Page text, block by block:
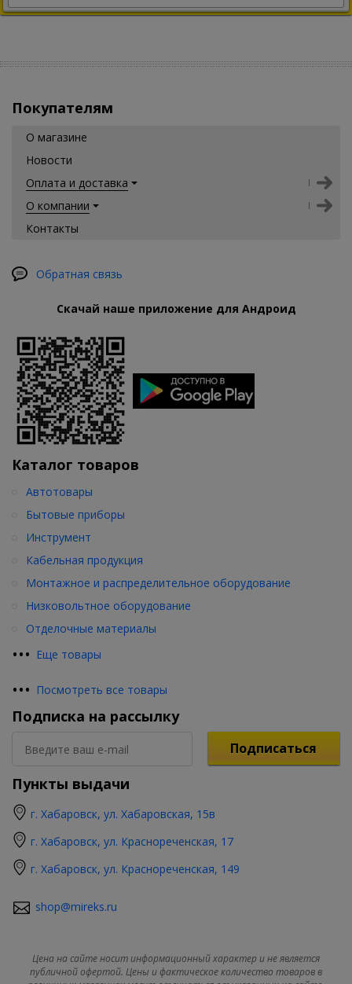
Покупателям
О магазине
Новости
Оплата и доставка
О компании
Контакты
Обратная связь
Скачай наше приложение для Андроид
Каталог товаров
••• Еще товары
Автотовары
Бытовые приборы
Инструмент
Кабельная продукция
Монтажное и распределительное оборудование
Низковольтное оборудование
Отделочные материалы
••• Посмотреть все товары
Подписка на рассылку
Подписаться
Пункты выдачи
г. Хабаровск, ул. Хабаровская, 15в
г. Хабаровск, ул. Краснореченская, 17
г. Хабаровск, ул. Краснореченская, 149
shop@mireks.ru
Цена на сайте носит информационный характер и не является
публичной офертой. Цены и фактическое количество товаров в